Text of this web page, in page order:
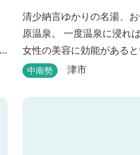
清少納言ゆかりの名湯、
原温泉。 一度温泉に浸れ
女性の美容に効能がある
川のせせらぎが聞こえる
味、心のこもったおもて
中南勢 津市